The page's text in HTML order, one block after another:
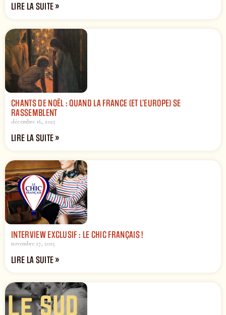
LIRE LA SUITE »
CHANTS DE NOËL : QUAND LA FRANCE (ET L’EUROPE) SE
RASSEMBLENT
décembre 16, 2025
LIRE LA SUITE »
INTERVIEW EXCLUSIF : LE CHIC FRANÇAIS !
novembre 27, 2025
LIRE LA SUITE »